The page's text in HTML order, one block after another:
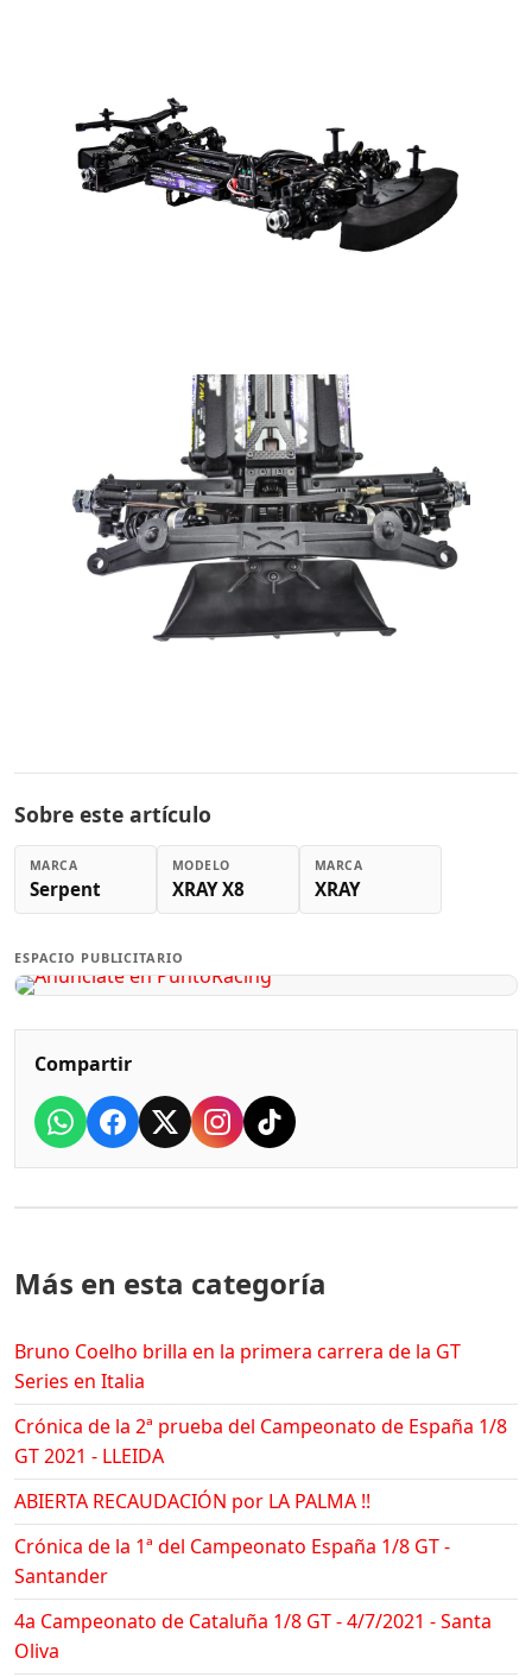
Sobre este artículo
MARCA
Serpent
MODELO
XRAY X8
MARCA
XRAY
ESPACIO PUBLICITARIO
Compartir
Más en esta categoría
Bruno Coelho brilla en la primera carrera de la GT
Series en Italia
Crónica de la 2ª prueba del Campeonato de España 1/8
GT 2021 - LLEIDA
ABIERTA RECAUDACIÓN por LA PALMA !!
Crónica de la 1ª del Campeonato España 1/8 GT -
Santander
4a Campeonato de Cataluña 1/8 GT - 4/7/2021 - Santa
Oliva